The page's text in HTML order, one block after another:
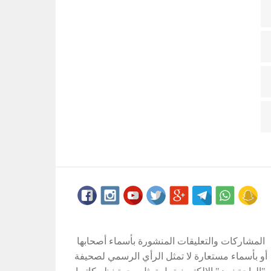
المشاركات والتعليقات المنشورة بأسماء أصحابها
أو بأسماء مستعارة لا تمثل الرأي الرسمي لصحيفة